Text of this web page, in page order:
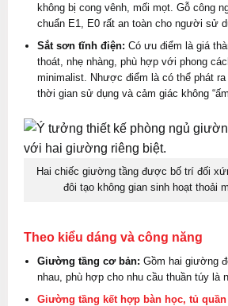
không bị cong vênh, mối mọt. Gỗ công
chuẩn E1, E0 rất an toàn cho người sử
Sắt sơn tĩnh điện: Có ưu điểm là giá
thoát, nhẹ nhàng, phù hợp với phong
minimalist. Nhược điểm là có thể phát
thời gian sử dụng và cảm giác không
Hai chiếc giường tầng được bố trí đối
đôi tạo không gian sinh hoạt thoải
Theo kiểu dáng và công năng
Giường tầng cơ bản: Gồm hai giường
nhau, phù hợp cho nhu cầu thuần túy là
Giường tầng kết hợp bàn học, tủ quần